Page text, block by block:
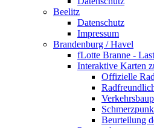
Beelitz
Datenschutz
Impressum
Brandenburg / Havel
fLotte Branne -
Interaktive Karten
Offizielle
Beurteilung